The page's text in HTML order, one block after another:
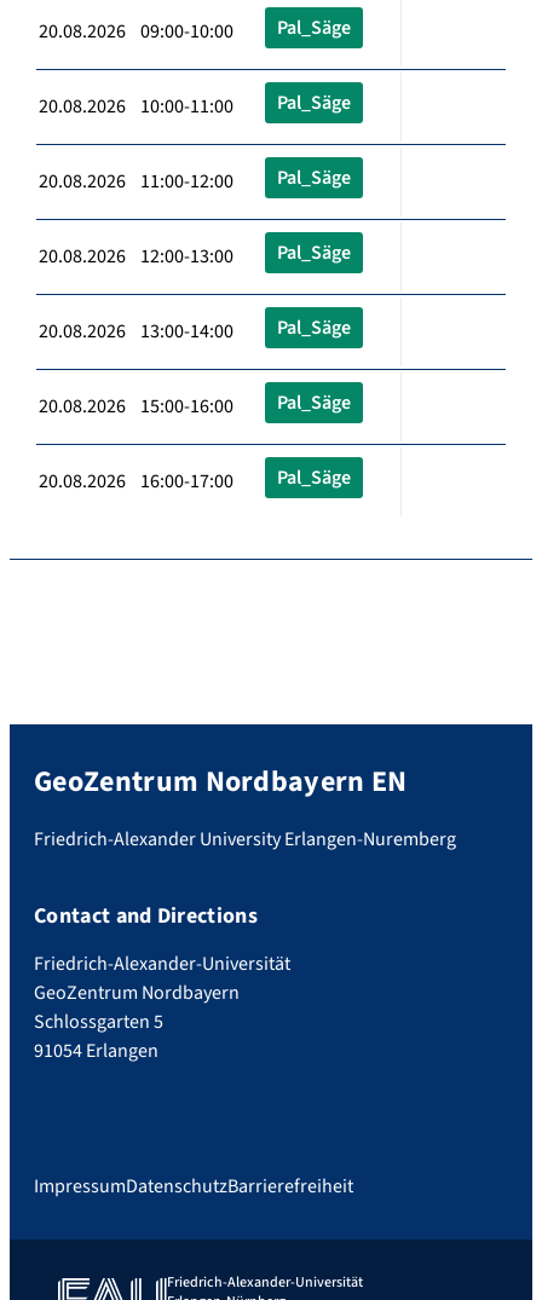
20.08.2026 09:00-10:00 Pal_Säge
20.08.2026 10:00-11:00 Pal_Säge
20.08.2026 11:00-12:00 Pal_Säge
20.08.2026 12:00-13:00 Pal_Säge
20.08.2026 13:00-14:00 Pal_Säge
20.08.2026 15:00-16:00 Pal_Säge
20.08.2026 16:00-17:00 Pal_Säge
GeoZentrum Nordbayern EN
Friedrich-Alexander University Erlangen-Nuremberg
Contact and Directions
Friedrich-Alexander-Universität
GeoZentrum Nordbayern
Schlossgarten 5
91054 Erlangen
ImpressumDatenschutzBarrierefreiheit
Friedrich-Alexander-Universität